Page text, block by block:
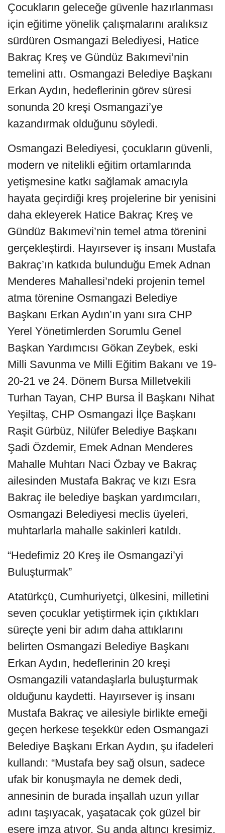
Çocukların geleceğe güvenle hazırlanması
için eğitime yönelik çalışmalarını aralıksız
sürdüren Osmangazi Belediyesi, Hatice
Bakraç Kreş ve Gündüz Bakımevi’nin
temelini attı. Osmangazi Belediye Başkanı
Erkan Aydın, hedeflerinin görev süresi
sonunda 20 kreşi Osmangazi’ye
kazandırmak olduğunu söyledi.
Osmangazi Belediyesi, çocukların güvenli,
modern ve nitelikli eğitim ortamlarında
yetişmesine katkı sağlamak amacıyla
hayata geçirdiği kreş projelerine bir yenisini
daha ekleyerek Hatice Bakraç Kreş ve
Gündüz Bakımevi’nin temel atma törenini
gerçekleştirdi. Hayırsever iş insanı Mustafa
Bakraç’ın katkıda bulunduğu Emek Adnan
Menderes Mahallesi’ndeki projenin temel
atma törenine Osmangazi Belediye
Başkanı Erkan Aydın’ın yanı sıra CHP
Yerel Yönetimlerden Sorumlu Genel
Başkan Yardımcısı Gökan Zeybek, eski
Milli Savunma ve Milli Eğitim Bakanı ve 19-
20-21 ve 24. Dönem Bursa Milletvekili
Turhan Tayan, CHP Bursa İl Başkanı Nihat
Yeşiltaş, CHP Osmangazi İlçe Başkanı
Raşit Gürbüz, Nilüfer Belediye Başkanı
Şadi Özdemir, Emek Adnan Menderes
Mahalle Muhtarı Naci Özbay ve Bakraç
ailesinden Mustafa Bakraç ve kızı Esra
Bakraç ile belediye başkan yardımcıları,
Osmangazi Belediyesi meclis üyeleri,
muhtarlarla mahalle sakinleri katıldı.
“Hedefimiz 20 Kreş ile Osmangazi’yi
Buluşturmak”
Atatürkçü, Cumhuriyetçi, ülkesini, milletini
seven çocuklar yetiştirmek için çıktıkları
süreçte yeni bir adım daha attıklarını
belirten Osmangazi Belediye Başkanı
Erkan Aydın, hedeflerinin 20 kreşi
Osmangazili vatandaşlarla buluşturmak
olduğunu kaydetti. Hayırsever iş insanı
Mustafa Bakraç ve ailesiyle birlikte emeği
geçen herkese teşekkür eden Osmangazi
Belediye Başkanı Erkan Aydın, şu ifadeleri
kullandı: “Mustafa bey sağ olsun, sadece
ufak bir konuşmayla ne demek dedi,
annesinin de burada inşallah uzun yıllar
adını taşıyacak, yaşatacak çok güzel bir
esere imza atıyor. Şu anda altıncı kreşimiz,